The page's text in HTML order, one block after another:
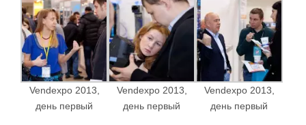
Vendexpo 2013,
день первый
Vendexpo 2013,
день первый
Vendexpo 2013,
день первый